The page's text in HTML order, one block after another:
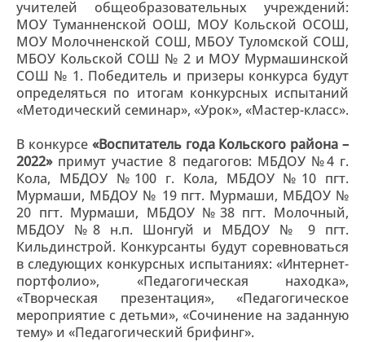
учителей общеобразовательных учреждений:
МОУ Туманненской ООШ, МОУ Кольской ОСОШ,
МОУ Молочненской СОШ, МБОУ Туломской СОШ,
МБОУ Кольской СОШ № 2 и МОУ Мурмашинской
СОШ № 1. Победитель и призеры конкурса будут
определяться по итогам конкурсных испытаний
«Методический семинар», «Урок», «Мастер-класс».
В конкурсе «Воспитатель года Кольского района –
2022»примут участие 8 педагогов: МБДОУ №4 г.
Кола, МБДОУ №100 г. Кола, МБДОУ №10 пгт.
Мурмаши, МБДОУ № 19 пгт. Мурмаши, МБДОУ №
20 пгт. Мурмаши, МБДОУ №38 пгт. Молочный,
МБДОУ №8 н.п. Шонгуй и МБДОУ № 9 пгт.
Кильдинстрой. Конкурсанты будут соревноваться
в следующих конкурсных испытаниях: «Интернет-
портфолио», «Педагогическая находка»,
«Творческая презентация», «Педагогическое
мероприятие с детьми», «Сочинение на заданную
тему» и «Педагогический брифинг».